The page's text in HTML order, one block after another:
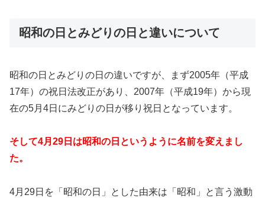
昭和の日とみどりの日と違いについて
昭和の日とみどりの日の違いですが、まず2005年（平成
17年）の祝日法改正があり、2007年（平成19年）から現
在の5月4日にみどりの日が移り祝日となっています。
そして4月29日は昭和の日というように名前を変えまし
た。
4月29日を「昭和の日」とした由来は「昭和」と言う激動